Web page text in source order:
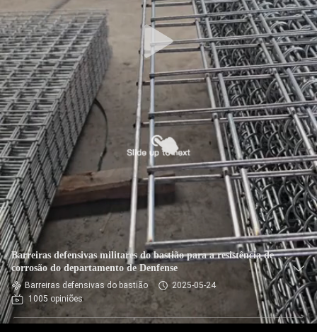
CONTROLE
DE
QUALIDADE
CONTACTE-
NOS
NOTÍCIAS
SOLICITE UM
ORÇAMENTO
MAPA
DO
Barreiras defensivas militares do bastião para a resistência de
corrosão do departamento de Denfense
Barreiras defensivas do bastião
2025-05-24
1005 opiniões